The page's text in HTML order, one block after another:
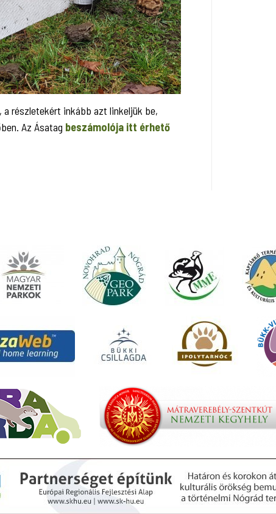
részletekért inkább azt linkeljük be,
Az Ásatag beszámolója itt érhető